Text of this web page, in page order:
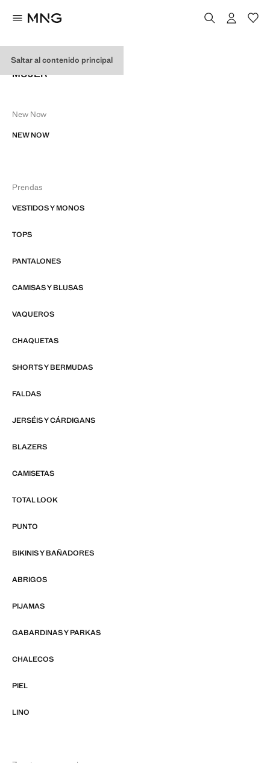
Saltar al contenido principal
MAPA DEL SITIO WEB
MUJER
New Now
NEW NOW
Prendas
VESTIDOS Y MONOS
TOPS
PANTALONES
CAMISAS Y BLUSAS
VAQUEROS
CHAQUETAS
SHORTS Y BERMUDAS
FALDAS
JERSÉIS Y CÁRDIGANS
BLAZERS
CAMISETAS
TOTAL LOOK
PUNTO
BIKINIS Y BAÑADORES
ABRIGOS
PIJAMAS
GABARDINAS Y PARKAS
CHALECOS
PIEL
LINO